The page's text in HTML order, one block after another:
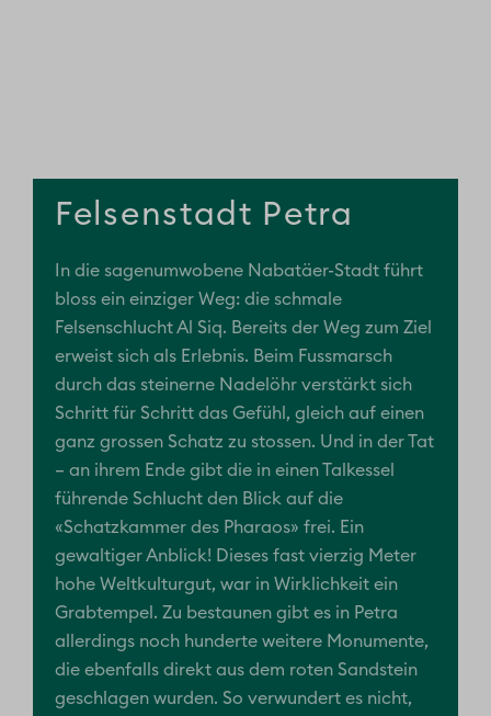
Felsenstadt Petra
In die sagenumwobene Nabatäer-Stadt führt
bloss ein einziger Weg: die schmale
Felsenschlucht Al Siq. Bereits der Weg zum Ziel
erweist sich als Erlebnis. Beim Fussmarsch
durch das steinerne Nadelöhr verstärkt sich
Schritt für Schritt das Gefühl, gleich auf einen
ganz grossen Schatz zu stossen. Und in der Tat
– an ihrem Ende gibt die in einen Talkessel
führende Schlucht den Blick auf die
«Schatzkammer des Pharaos» frei. Ein
gewaltiger Anblick! Dieses fast vierzig Meter
hohe Weltkulturgut, war in Wirklichkeit ein
Grabtempel. Zu bestaunen gibt es in Petra
allerdings noch hunderte weitere Monumente,
die ebenfalls direkt aus dem roten Sandstein
geschlagen wurden. So verwundert es nicht,